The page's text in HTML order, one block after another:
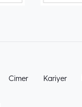
Cimer Kariyer